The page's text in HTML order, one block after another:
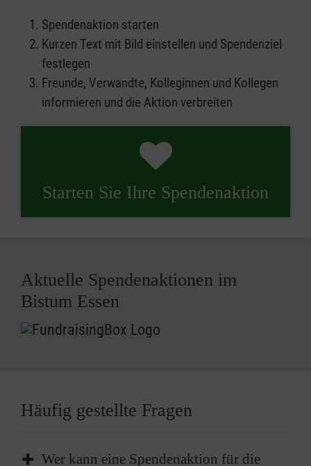
Spendenaktion starten
Kurzen Text mit Bild einstellen und Spendenziel
festlegen
Freunde, Verwandte, Kolleginnen und Kollegen
informieren und die Aktion verbreiten
Starten Sie Ihre Spendenaktion
Aktuelle Spendenaktionen im
Bistum Essen
Häufig gestellte Fragen
Wer kann eine Spendenaktion für die